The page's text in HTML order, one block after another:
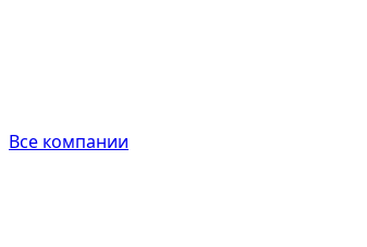
Все компании